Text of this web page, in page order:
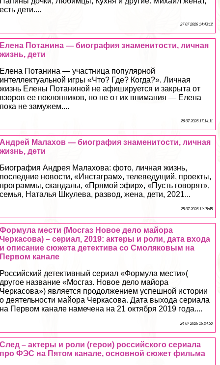
есть дети....
27 07 2026 14:43:12
Елена Потанина — биография знаменитости, личная
жизнь, дети
Елена Потанина — участница популярной
интеллектуальной игры «Что? Где? Когда?». Личная
жизнь Елены Потаниной не афишируется и закрыта от
взоров ее поклонников, но не от их внимания — Елена
пока не замужем....
26 07 2026 17:14:11
Андрей Малахов — биография знаменитости, личная
жизнь, дети
Биография Андрея Малахова: фото, личная жизнь,
последние новости, «Инстаграм», телеведущий, проекты,
программы, скандалы, «Прямой эфир», «Пусть говорят»,
семья, Наталья Шкулева, развод, жена, дети, 2021...
25 07 2026 11:15:45
Формула мести (Мосгаз Новое дело майора
Черкасова) – сериал, 2019: актеры и роли, дата входа
и описание сюжета детектива со Смоляковым на
Первом канале
Российский детективный сериал «Формула мести»(
другое название «Мосгаз. Новое дело майора
Черкасова») является продолжением успешной истории
о деятельности майора Черкасова. Дата выхода сериала
на Первом канале намечена на 21 октября 2019 года....
24 07 2026 16:24:50
След – актеры и роли (герои) российского сериала
про ФЭС на Пятом канале, основной сюжет фильма